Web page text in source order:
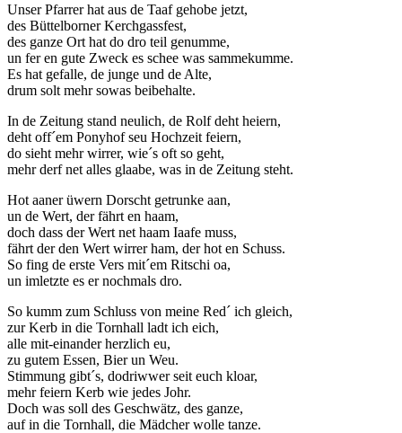
Unser Pfarrer hat aus de Taaf gehobe jetzt,
des Büttelborner Kerchgassfest,
des ganze Ort hat do dro teil genumme,
un fer en gute Zweck es schee was sammekumme.
Es hat gefalle, de junge und de Alte,
drum solt mehr sowas beibehalte.
In de Zeitung stand neulich, de Rolf deht heiern,
deht off´em Ponyhof seu Hochzeit feiern,
do sieht mehr wirrer, wie´s oft so geht,
mehr derf net alles glaabe, was in de Zeitung steht.
Hot aaner üwern Dorscht getrunke aan,
un de Wert, der fährt en haam,
doch dass der Wert net haam Iaafe muss,
fährt der den Wert wirrer ham, der hot en Schuss.
So fing de erste Vers mit´em Ritschi oa,
un imletzte es er nochmals dro.
So kumm zum Schluss von meine Red´ ich gleich,
zur Kerb in die Tornhall ladt ich eich,
alle mit-einander herzlich eu,
zu gutem Essen, Bier un Weu.
Stimmung gibt´s, dodriwwer seit euch kloar,
mehr feiern Kerb wie jedes Johr.
Doch was soll des Geschwätz, des ganze,
auf in die Tornhall, die Mädcher wolle tanze.